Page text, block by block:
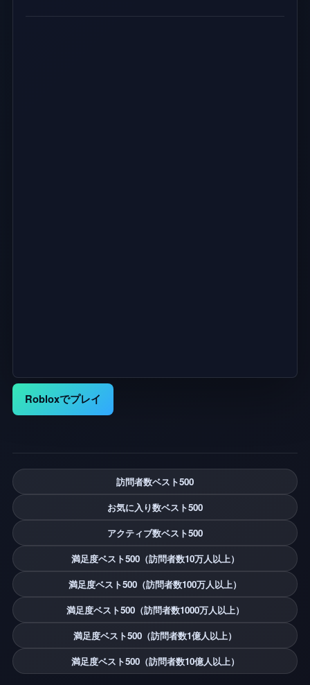
Robloxでプレイ
訪問者数ベスト500
お気に入り数ベスト500
アクティブ数ベスト500
満足度ベスト500（訪問者数10万人以上）
満足度ベスト500（訪問者数100万人以上）
満足度ベスト500（訪問者数1000万人以上）
満足度ベスト500（訪問者数1億人以上）
満足度ベスト500（訪問者数10億人以上）